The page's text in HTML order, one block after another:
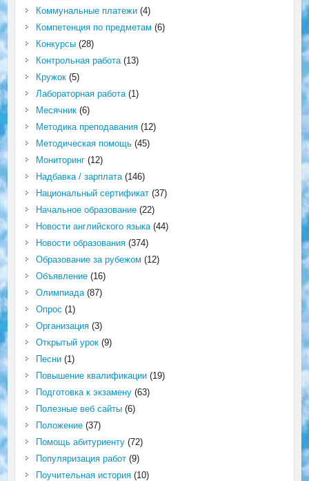
Коммунальные платежи(4)
Компетенция по предметам (6)
Конкурсы(28)
Контрольная работа(13)
Кружок(5)
Лабораторная работа(1)
Месячник(6)
Методика преподавания(12)
Методическая помощь(45)
Мониторинг(12)
Надбавка / зарплата(146)
Национальный сертификат(37)
Начальное образование(22)
Новости английского языка(44)
Новости образования(374)
Образование за рубежом (12)
Объявление(16)
Олимпиада(87)
Опрос (1)
Организация(3)
Открытый урок(9)
Песни(1)
Повышение квалификации(19)
Подготовка к экзамену(63)
Полезные веб сайты(6)
Положение(37)
Помощь абитуриенту(72)
Популяризация работ(9)
Поучительная история(10)